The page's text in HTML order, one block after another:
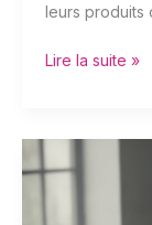
leurs produits
Lire la suite »
des